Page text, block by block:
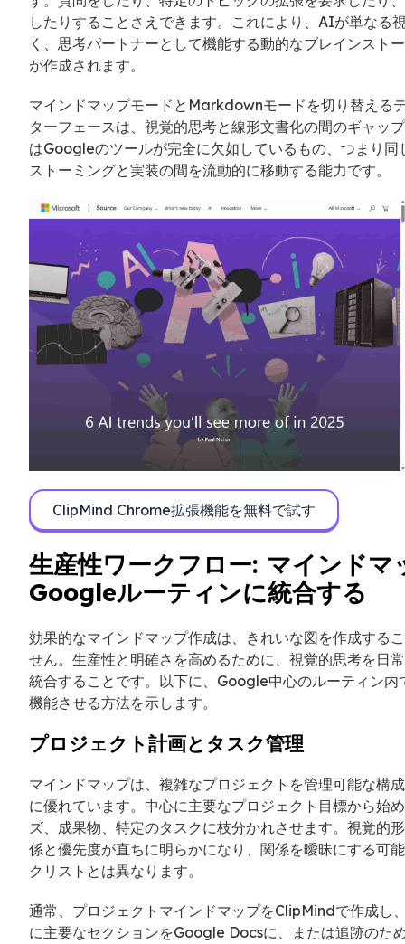
したりすることさえできます。これにより、AIが単なる
く、思考パートナーとして機能する動的なブレインスト
が作成されます。
マインドマップモードとMarkdownモードを切り替える
ターフェースは、視覚的思考と線形文書化の間のギャッ
はGoogleのツールが完全に欠如しているもの、つまり同
ストーミングと実装の間を流動的に移動する能力です。
ClipMind Chrome拡張機能を無料で試す
生産性ワークフロー: マインドマ
Googleルーティンに統合する
効果的なマインドマップ作成は、きれいな図を作成する
せん。生産性と明確さを高めるために、視覚的思考を日
統合することです。以下に、Google中心のルーティン内
機能させる方法を示します。
プロジェクト計画とタスク管理
マインドマップは、複雑なプロジェクトを管理可能な構
に優れています。中心に主要なプロジェクト目標から始
ズ、成果物、特定のタスクに枝分かれさせます。視覚的
係と優先度が直ちに明らかになり、関係を曖昧にする可
クリストとは異なります。
通常、プロジェクトマインドマップをClipMindで作成し
に主要なセクションをGoogle Docsに、または追跡のた